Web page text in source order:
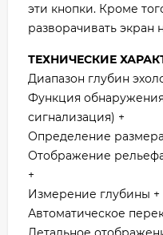
эти кнопки. Кроме
разворачивать экран
ТЕХНИЧЕСКИЕ
Диапазон глубин
Функция
сигнализация) +
Определение
Отображение
+
Измерение глубины +
Автоматическое